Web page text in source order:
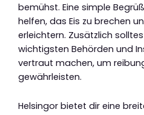
bemühst. Eine simple
helfen, das Eis zu brechen
erleichtern. Zusätzlich
wichtigsten Behörden und
vertraut machen, um
gewährleisten.
Helsingor bietet dir eine